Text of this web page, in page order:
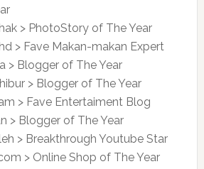
> PhotoStory of The Year
> Fave Makan-makan Expert
> Blogger of The Year
> Blogger of The Year
> Fave Entertaiment Blog
> Blogger of The Year
> Breakthrough Youtube Star
> Online Shop of The Year